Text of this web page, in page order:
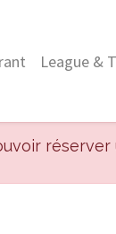
League &